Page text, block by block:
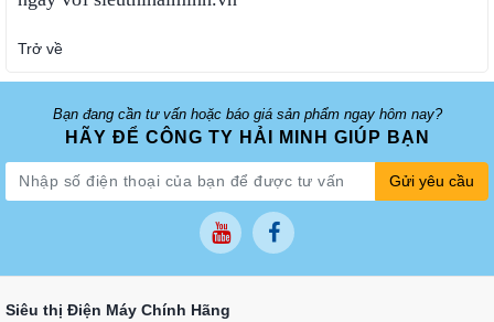
Trở về
Bạn đang cần tư vấn hoặc báo giá sản phẩm ngay hôm nay?
HÃY ĐỂ CÔNG TY HẢI MINH GIÚP BẠN
Gửi yêu cầu
Siêu thị Điện Máy Chính Hãng